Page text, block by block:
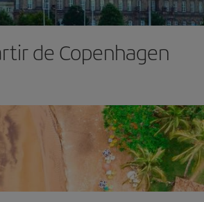
de Copenhagen